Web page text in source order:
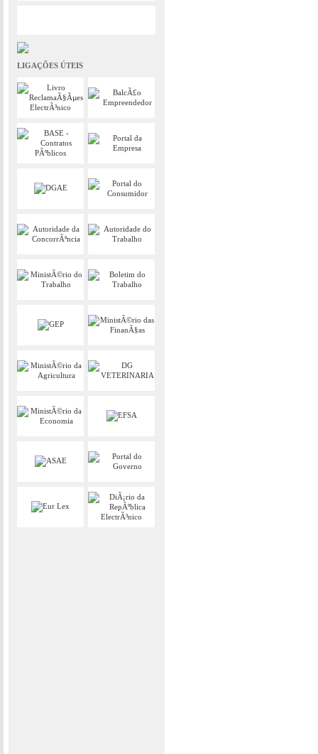
LIGAÇÕES ÚTEIS